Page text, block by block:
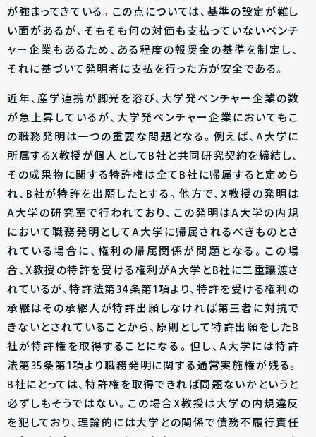
が強まってきている。この点については、基準の設定が難し
い面があるが、そもそも何の対価も支払っていないベンチ
ャー企業もあるため、ある程度の報奨金の基準を制定し、
それに基づいて発明者に支払を行った方が安全である。
近年、産学連携が脚光を浴び、大学発ベンチャー企業の数
が急上昇しているが、大学発ベンチャー企業においてもこ
の職務発明は一つの重要な問題となる。例えば、A大学に
所属するX教授が個人としてB社と共同研究契約を締結し、
その成果物に関する特許権は全てB社に帰属すると定めら
れ、B社が特許を出願したとする。他方で、X教授の発明は
A大学の研究室で行われており、この発明はA大学の内規
において職務発明としてA大学に帰属されるべきものとさ
れている場合に、権利の帰属関係が問題となる。この場
合、X教授の特許を受ける権利がA大学とB社に二重譲渡さ
れているが、特許法第34条第1項より、特許を受ける権利の
承継はその承継人が特許出願しなければ第三者に対抗で
きないとされていることから、原則として特許出願をしたB
社が特許権を取得することになる。但し、A大学には特許
法第35条第1項より職務発明に関する通常実施権が残る。
B社にとっては、特許権を取得できれば問題ないかというと
必ずしもそうではない。この場合X教授は大学の内規違反
を犯しており、理論的には大学との関係で債務不履行責任